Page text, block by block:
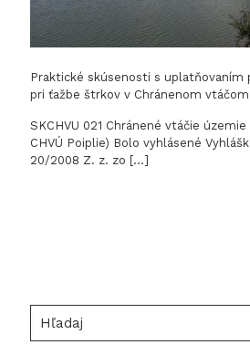
Praktické skúsenosti s uplatňovaním
pri ťažbe štrkov v Chránenom
SKCHVU 021 Chránené vtáčie
CHVÚ Poiplie) Bolo vyhlásené
20/2008 Z. z. zo […]